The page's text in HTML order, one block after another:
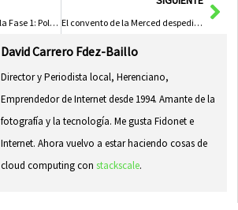
Actualización sobre la Fase 1: Policía Local de Herencia informa El convento de la Merced despedirá el mes de mayo con el canto de los mayos
David Carrero Fdez-Baillo
Director y Periodista local, Herenciano,
Emprendedor de Internet desde 1994. Amante de la
fotografía y la tecnología. Me gusta Fidonet e
Internet. Ahora vuelvo a estar haciendo cosas de
cloud computing con stackscale.